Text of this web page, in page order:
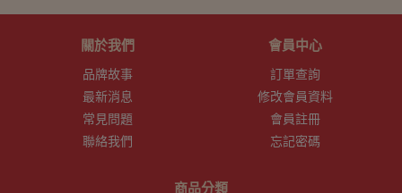
關於我們
品牌故事
最新消息
常見問題
聯絡我們
會員中心
訂單查詢
修改會員資料
會員註冊
忘記密碼
商品分類